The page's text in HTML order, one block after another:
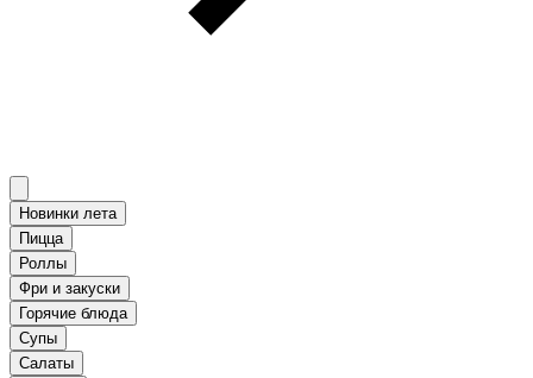
Новинки лета
Пицца
Роллы
Фри и закуски
Горячие блюда
Супы
Салаты